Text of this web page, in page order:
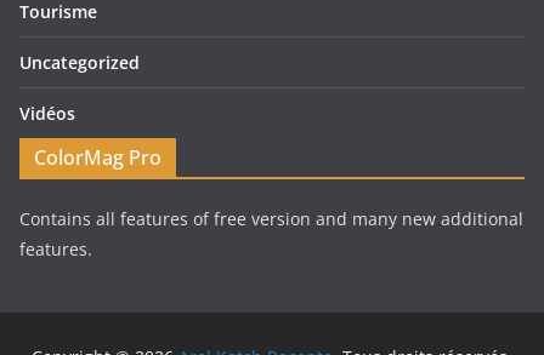
Tourisme
Uncategorized
Vidéos
ColorMag Pro
Contains all features of free version and many new additional
features.